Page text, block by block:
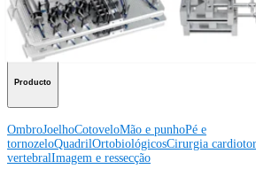
OmbroJoelhoCotoveloMão e punho Pé e
tornozeloQuadrilOrtobiológicos Cirurgia
Producto
OmbroJoelhoCotoveloMão e punhoPé e
tornozeloQuadrilOrtobiológicosCirurgia
vertebralImagem e ressecção